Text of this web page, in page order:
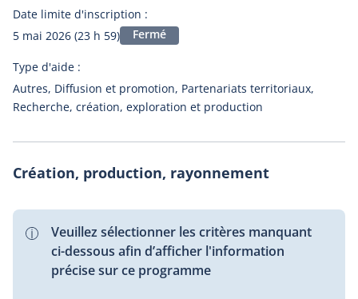
Date limite d'inscription :
5 mai 2026 (23 h 59)
Fermé
Type d'aide :
Autres, Diffusion et promotion, Partenariats territoriaux,
Recherche, création, exploration et production
Création, production, rayonnement
Veuillez sélectionner les critères manquant
ci-dessous afin d’afficher l'information
précise sur ce programme